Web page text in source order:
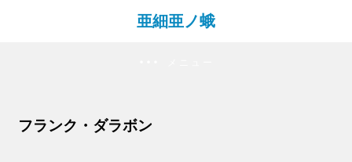
亜細亜ノ蛾
フランク・ダラボン